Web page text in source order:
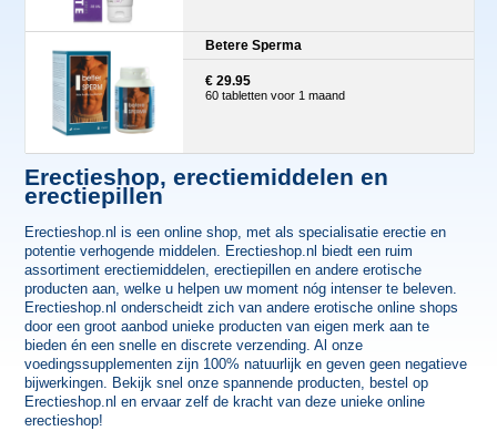
Erectieshop, erectiemiddelen en
erectiepillen
Erectieshop.nl is een online shop, met als specialisatie erectie en
potentie verhogende middelen. Erectieshop.nl biedt een ruim
assortiment erectiemiddelen, erectiepillen en andere erotische
producten aan, welke u helpen uw moment nóg intenser te beleven.
Erectieshop.nl onderscheidt zich van andere erotische online shops
door een groot aanbod unieke producten van eigen merk aan te
bieden én een snelle en discrete verzending. Al onze
voedingssupplementen zijn 100% natuurlijk en geven geen negatieve
bijwerkingen. Bekijk snel onze spannende producten, bestel op
Erectieshop.nl en ervaar zelf de kracht van deze unieke online
erectieshop!
Betere Sperma
€ 29.95
60 tabletten voor 1 maand